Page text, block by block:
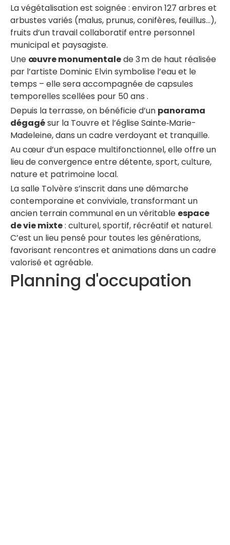
La végétalisation est soignée : environ 127 arbres et
arbustes variés (malus, prunus, conifères, feuillus…),
fruits d’un travail collaboratif entre personnel
municipal et paysagiste.
Une œuvre monumentalede 3 m de haut réalisée
par l’artiste Dominic Elvin symbolise l’eau et le
temps – elle sera accompagnée de capsules
temporelles scellées pour 50 ans .
Depuis la terrasse, on bénéficie d’un panorama
dégagésur la Touvre et l’église Sainte‑Marie-
Madeleine, dans un cadre verdoyant et tranquille.
Au cœur d’un espace multifonctionnel, elle offre un
lieu de convergence entre détente, sport, culture,
nature et patrimoine local.
La salle Tolvère s’inscrit dans une démarche
contemporaine et conviviale, transformant un
ancien terrain communal en un véritable espace
de vie mixte: culturel, sportif, récréatif et naturel.
C’est un lieu pensé pour toutes les générations,
favorisant rencontres et animations dans un cadre
valorisé et agréable.
Planning d'occupation